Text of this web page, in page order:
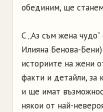
обединим, ще
С „Аз съм жена
Илияна Бенова-
историите на жени
факти и детайли, за
и ще имат
някои от най-